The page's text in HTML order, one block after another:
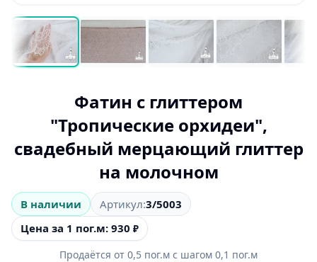
Фатин с глиттером
"Тропические орхидеи",
свадебный мерцающий глиттер
на молочном
В наличии Артикул:3/5003
Цена за 1 пог.м: 930 ₽
Продаётся от 0,5 пог.м с шагом 0,1 пог.м